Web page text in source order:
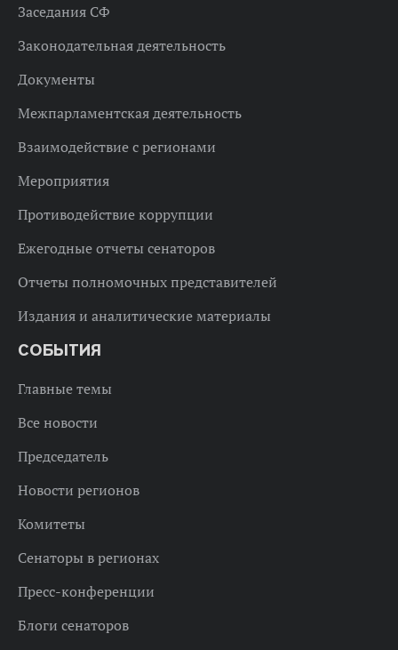
Заседания СФ
Законодательная деятельность
Документы
Межпарламентская деятельность
Взаимодействие с регионами
Мероприятия
Противодействие коррупции
Ежегодные отчеты сенаторов
Отчеты полномочных представителей
Издания и аналитические материалы
СОБЫТИЯ
Главные темы
Все новости
Председатель
Новости регионов
Комитеты
Сенаторы в регионах
Пресс-конференции
Блоги сенаторов